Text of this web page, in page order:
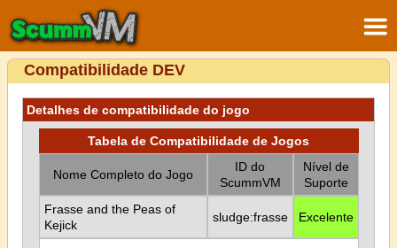
Compatibilidade DEV
Detalhes de compatibilidade do jogo
Tabela de Compatibilidade de Jogos
Nome Completo do Jogo
ID do
ScummVM
Nível de
Suporte
Frasse and the Peas of
Kejick
sludge:frasse Excelente